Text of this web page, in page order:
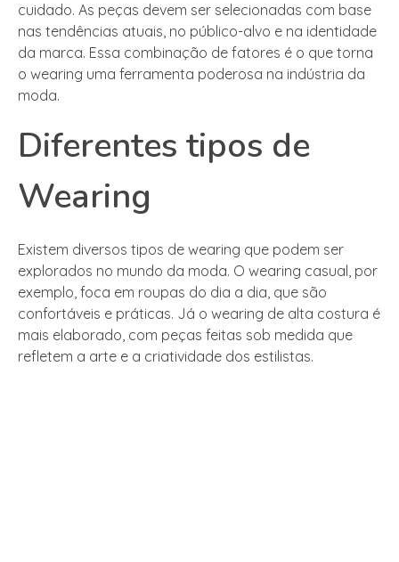
cuidado. As peças devem ser selecionadas com base
nas tendências atuais, no público-alvo e na identidade
da marca. Essa combinação de fatores é o que torna
o wearing uma ferramenta poderosa na indústria da
moda.
Diferentes tipos de
Wearing
Existem diversos tipos de wearing que podem ser
explorados no mundo da moda. O wearing casual, por
exemplo, foca em roupas do dia a dia, que são
confortáveis e práticas. Já o wearing de alta costura é
mais elaborado, com peças feitas sob medida que
refletem a arte e a criatividade dos estilistas.